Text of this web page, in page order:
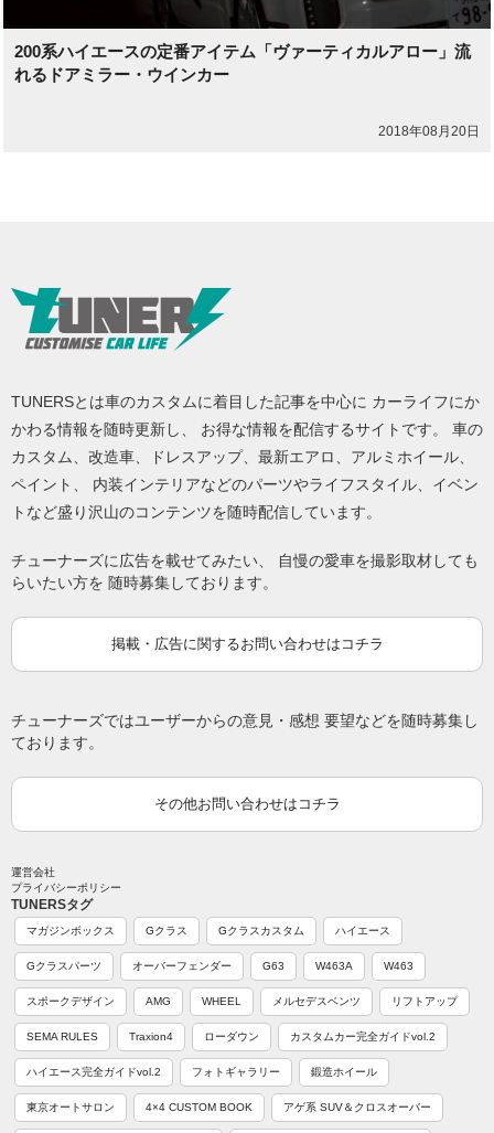
200系ハイエースの定番アイテム「ヴァーティカルアロー」流
れるドアミラー・ウインカー
2018年08月20日
TUNERSとは車のカスタムに着目した記事を中心に カーライフにか
かわる情報を随時更新し、 お得な情報を配信するサイトです。 車の
カスタム、改造車、ドレスアップ、最新エアロ、アルミホイール、
ペイント、 内装インテリアなどのパーツやライフスタイル、イベン
トなど盛り沢山のコンテンツを随時配信しています。
チューナーズに広告を載せてみたい、 自慢の愛車を撮影取材しても
らいたい方を 随時募集しております。
掲載・広告に関するお問い合わせはコチラ
チューナーズではユーザーからの意見・感想 要望などを随時募集し
ております。
その他お問い合わせはコチラ
運営会社
プライバシーポリシー
TUNERSタグ
マガジンボックス Gクラス Gクラスカスタム ハイエース
Gクラスパーツ オーバーフェンダー G63 W463A W463
スポークデザイン AMG WHEEL メルセデスベンツ リフトアップ
SEMA RULES Traxion4 ローダウン カスタムカー完全ガイドvol.2
ハイエース完全ガイドvol.2 フォトギャラリー 鍛造ホイール
東京オートサロン 4×4 CUSTOM BOOK アゲ系 SUV＆クロスオーバー